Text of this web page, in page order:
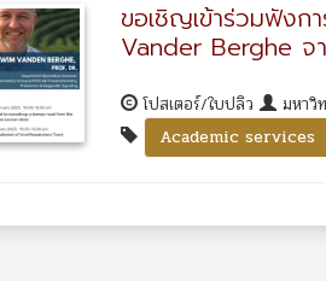
ขอเชิญเข้าร่วมฟังก
Vander Berghe
โปสเตอร์/ใบปลิว
มหาวิ
Academic services